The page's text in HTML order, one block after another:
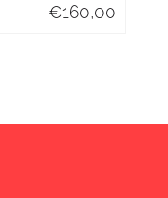
€160,00